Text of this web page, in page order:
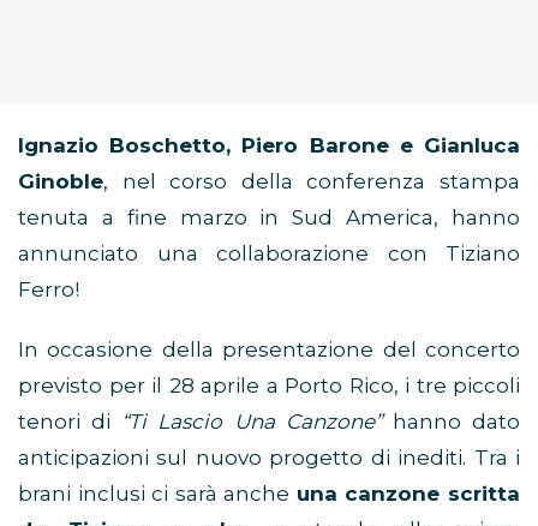
Ignazio Boschetto, Piero Barone e Gianluca
Ginoble, nel corso della conferenza stampa
tenuta a fine marzo in Sud America, hanno
annunciato una collaborazione con Tiziano
Ferro!
In occasione della presentazione del concerto
previsto per il 28 aprile a Porto Rico, i tre piccoli
tenori di
“Ti Lascio Una Canzone”hanno dato
anticipazioni sul nuovo progetto di inediti. Tra i
brani inclusi ci sarà anche una canzone scritta